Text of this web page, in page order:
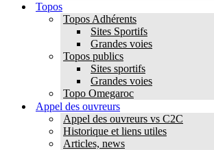
Topos
Topos Adhérents
Sites Sportifs
Grandes voies
Topos publics
Sites sportifs
Grandes voies
Topo Omegaroc
Appel des ouvreurs
Appel des ouvreurs vs C2C
Historique et liens utiles
Articles, news